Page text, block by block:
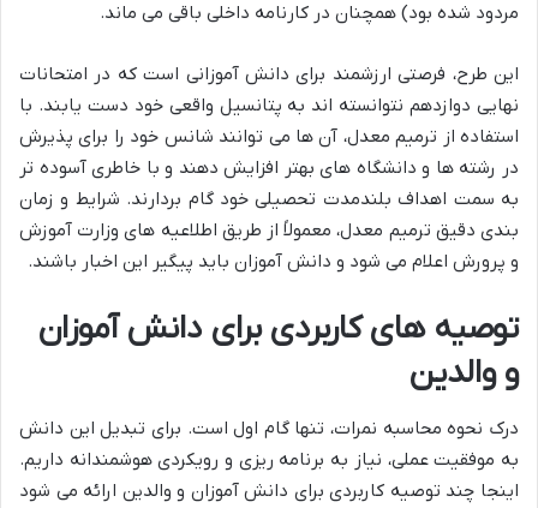
مردود شده بود) همچنان در کارنامه داخلی باقی می ماند.
این طرح، فرصتی ارزشمند برای دانش آموزانی است که در امتحانات
نهایی دوازدهم نتوانسته اند به پتانسیل واقعی خود دست یابند. با
استفاده از ترمیم معدل، آن ها می توانند شانس خود را برای پذیرش
در رشته ها و دانشگاه های بهتر افزایش دهند و با خاطری آسوده تر
به سمت اهداف بلندمدت تحصیلی خود گام بردارند. شرایط و زمان
بندی دقیق ترمیم معدل، معمولاً از طریق اطلاعیه های وزارت آموزش
و پرورش اعلام می شود و دانش آموزان باید پیگیر این اخبار باشند.
توصیه های کاربردی برای دانش آموزان
و والدین
درک نحوه محاسبه نمرات، تنها گام اول است. برای تبدیل این دانش
به موفقیت عملی، نیاز به برنامه ریزی و رویکردی هوشمندانه داریم.
اینجا چند توصیه کاربردی برای دانش آموزان و والدین ارائه می شود